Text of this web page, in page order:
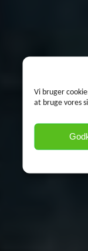
Vi bruger
at bruge vores